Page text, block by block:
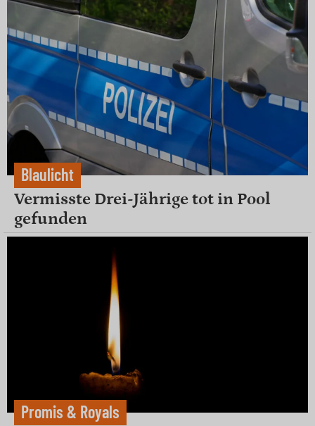
Blaulicht
Vermisste Drei-Jährige tot in Pool
gefunden
Promis & Royals